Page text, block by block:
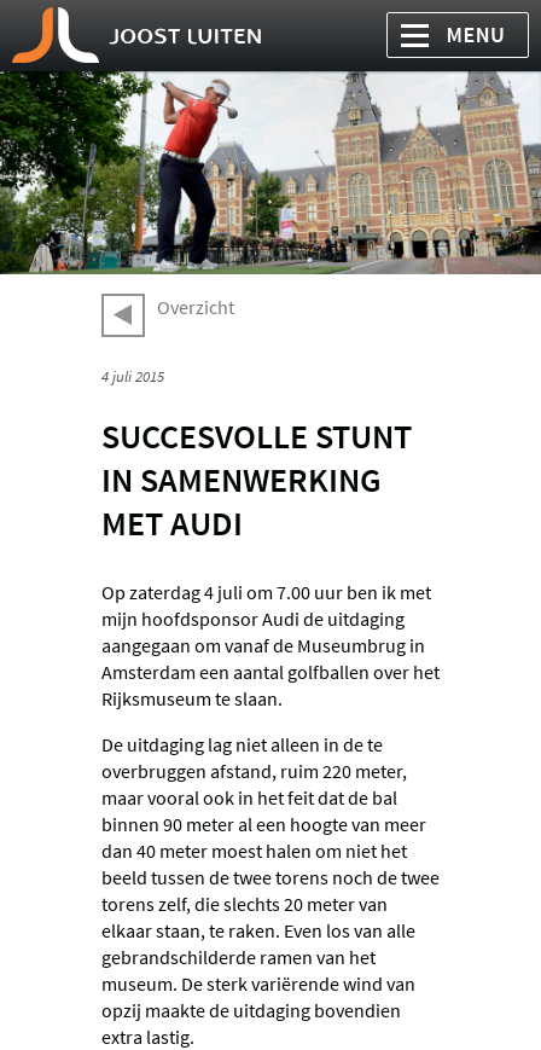
Overzicht
4 juli 2015
SUCCESVOLLE STUNT
IN SAMENWERKING
MET AUDI
Op zaterdag 4 juli om 7.00 uur ben ik met
mijn hoofdsponsor Audi de uitdaging
aangegaan om vanaf de Museumbrug in
Amsterdam een aantal golfballen over het
Rijksmuseum te slaan.
De uitdaging lag niet alleen in de te
overbruggen afstand, ruim 220 meter,
maar vooral ook in het feit dat de bal
binnen 90 meter al een hoogte van meer
dan 40 meter moest halen om niet het
beeld tussen de twee torens noch de twee
torens zelf, die slechts 20 meter van
elkaar staan, te raken. Even los van alle
gebrandschilderde ramen van het
museum. De sterk variërende wind van
opzij maakte de uitdaging bovendien
extra lastig.